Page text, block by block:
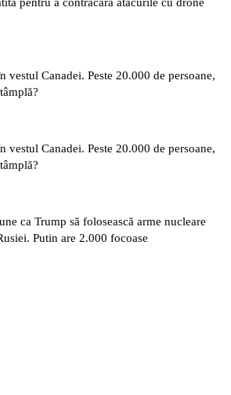
vestul Canadei. Peste 20.000 de persoane,
vestul Canadei. Peste 20.000 de persoane,
ca Trump să folosească arme nucleare
Putin are 2.000 focoase